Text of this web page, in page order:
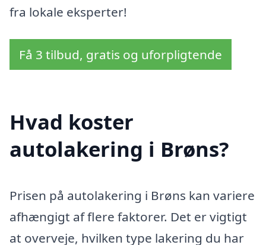
fra lokale eksperter!
Få 3 tilbud, gratis og uforpligtende
Hvad koster
autolakering i Brøns?
Prisen på autolakering i Brøns kan variere
afhængigt af flere faktorer. Det er vigtigt
at overveje, hvilken type lakering du har